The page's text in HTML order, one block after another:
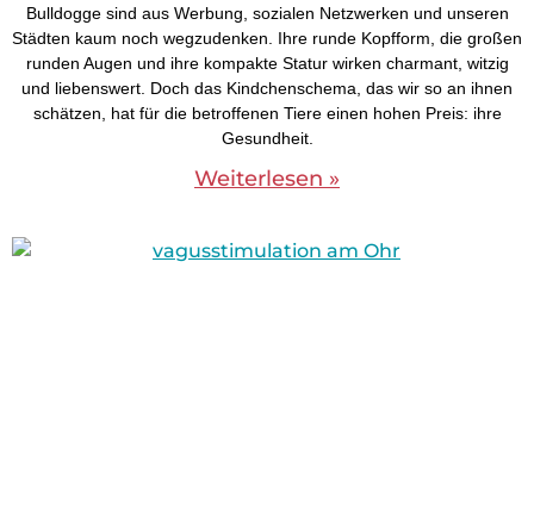
Bulldogge sind aus Werbung, sozialen Netzwerken und unseren
Städten kaum noch wegzudenken. Ihre runde Kopfform, die großen
runden Augen und ihre kompakte Statur wirken charmant, witzig
und liebenswert. Doch das Kindchenschema, das wir so an ihnen
schätzen, hat für die betroffenen Tiere einen hohen Preis: ihre
Gesundheit.
Weiterlesen »